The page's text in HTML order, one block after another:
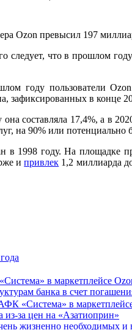
Ozon превысил 197
следует, что в прошлом
году пользователи
зафиксированных в конце
составляла 17,4%, а в
на 90% или
1998 году. На площадке
ипривлек 1,2 миллиарда
в маркетплейсе
банка в счет
за цен на «Азатиоприн»
жизненно необходимых